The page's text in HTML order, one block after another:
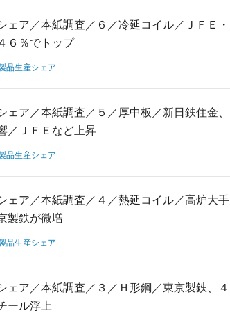
ア／本紙調査／６／冷延コイル／ＪＦＥ・
６％でトップ
品生産シェア
ア／本紙調査／５／厚中板／新日鉄住金、
／ＪＦＥなど上昇
品生産シェア
ェア／本紙調査／４／熱延コイル／高炉大手
製鉄が微増
品生産シェア
ェア／本紙調査／３／Ｈ形鋼／東京製鉄、４
ール浮上